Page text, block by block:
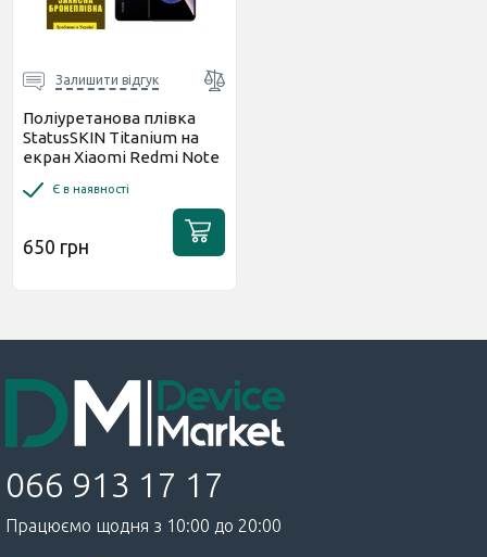
Залишити відгук
Поліуретанова плівка
StatusSKIN Titanium на
екран Xiaomi Redmi Note
Є в наявності
650 грн
066 913 17 17
Працюємо щодня з 10:00 до 20:00